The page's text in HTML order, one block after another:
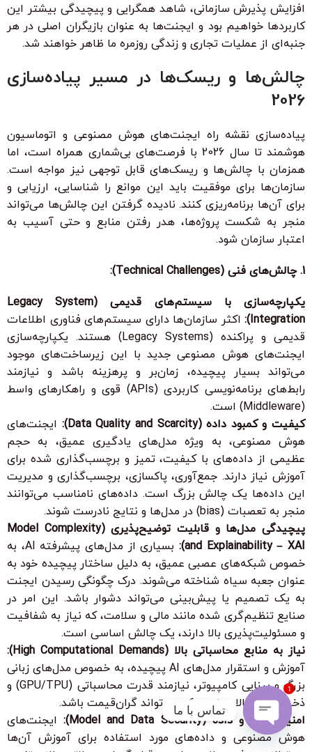
افزایش پذیرش سازمانی، شاهد همگرایی و پیچیدگی بیشتر این
کاربردها خواهیم بود و ایجنت‌ها به عنوان بازیگران اصلیدر هر
جنبه‌ای از عملیات تجاری و زندگی روزمره ما ظاهر خواهند شد.
چالش‌ها و ریسک‌ها در مسیر پیاده‌سازی
2026
پیاده‌سازی نقشه راه ایجنت‌های هوش مصنوعی و اتوماسیون
هوشمند تا سال 2026
با فرصت‌های بی‌شماری همراه است، اما
همزمان با چالش‌ها و ریسک‌های قابل توجهینیز مواجه است.
سازمان‌ها برای موفقیت باید این موانع را شناسایی، ارزیابی و
برای آن‌ها برنامه‌ریزی کنند. نادیده گرفتن این چالش‌ها می‌تواند
منجر به شکست پروژه‌ها، هدر رفتن منابع و حتی آسیب به
اعتبار سازمان شود.
1. چالش‌های فنی (Technical Challenges):
یکپارچه‌سازی با سیستم‌های قدیمی (Legacy System
Integration):
اکثر سازمان‌ها دارای سیستم‌های فناوری اطلاعات
قدیمی و پراکنده (Legacy Systems) هستند. یکپارچه‌سازی
ایجنت‌های هوش مصنوعی جدید با این زیرساخت‌های موجود
می‌تواند بسیار پیچیده، زمان‌بر و پرهزینه باشد و نیازمند
رابط‌های برنامه‌نویسی کاربردی (APIs) قوی و راهکارهای واسط
(Middleware) است.
کیفیت و کمبود داده (Data Quality and Scarcity):
ایجنت‌های
هوش مصنوعی، به ویژه مدل‌های یادگیری عمیق، به حجم
عظیمی از داده‌های با کیفیت، تمیز و برچسب‌گذاری شده برای
آموزش نیاز دارند. جمع‌آوری، پاکسازی، برچسب‌گذاری و مدیریت
این داده‌ها یک چالش بزرگ است. داده‌های نامناسب می‌توانند
منجر به تعصبات (bias) در مدل‌ها و نتایج نادرست شوند.
پیچیدگی مدل‌ها و قابلیت توضیح‌پذیری (Model Complexity
and Explainability – XAI):
بسیاری از مدل‌های پیشرفته AI، به
خصوص شبکه‌های عصبی عمیق، به دلیل ساختار پیچیده خود به
عنوان جعبه سیاه شناخته می‌شوند. درک چگونگی رسیدن ایجنت
به یک تصمیم یا پیش‌بینی می‌تواند دشوار باشد. این امر در
صنایع تنظیم‌گری شده مانند مالی و سلامت، که نیاز به شفافیت
و مسئولیت‌پذیری بالا دارند، یک چالش اساسی است.
نیاز به منابع محاسباتی بالا (High Computational Demands):
آموزش و استقرار مدل‌های AI پیچیده، به خصوص مدل‌های زبانی
بزرگ و بینایی کامپیوتر، نیازمند قدرت محاسباتی (GPU/TPU) و
ذخیره‌سازی بالایی است که می‌تواند گران‌قیمت باشد.
امنیت مدل و داده (Model and Data Security):
ایجنت‌های
هوش مصنوعی و داده‌های مورد استفاده برای آموزش آن‌ها
تماس با ما
Open
1